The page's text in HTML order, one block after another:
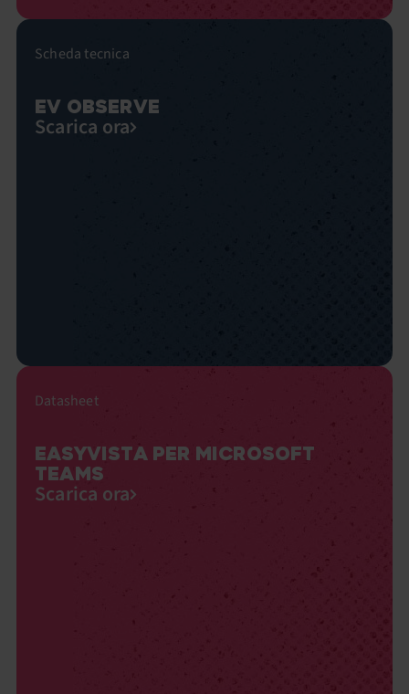
Scheda tecnica
EV OBSERVE
Scarica ora
Datasheet
EASYVISTA PER MICROSOFT
TEAMS
Scarica ora